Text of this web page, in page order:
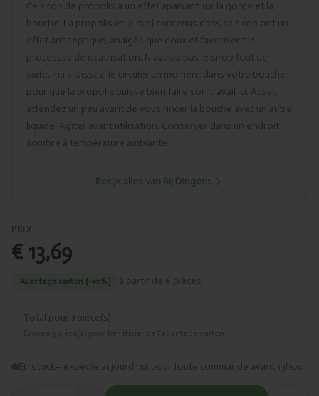
Ce sirop de propolis a un effet apaisant sur la gorge et la
bouche. La propolis et le miel contenus dans ce sirop ont un
effet antiseptique, analgésique doux et favorisent le
processus de cicatrisation. N'avalez pas le sirop tout de
suite, mais laissez-le circuler un moment dans votre bouche
pour que la propolis puisse bien faire son travail ici. Aussi,
attendez un peu avant de vous rincer la bouche avec un autre
liquide. Agiter avant utilisation. Conserver dans un endroit
sombre à température ambiante.
Bekijk alles van Bij Dingens
PRIX
€ 13,69
Avantage carton (-10%) à partir de 6 pièces
Total pour 1 pièce(s)
En stock– expédié aujourd’hui pour toute commande avant 13h00